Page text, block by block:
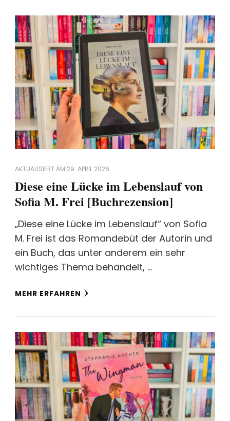
AKTUALISIERT AM 29. APRIL 2026
Diese eine Lücke im Lebenslauf von
Sofia M. Frei [Buchrezension]
„Diese eine Lücke im Lebenslauf“ von Sofia
M. Frei ist das Romandebüt der Autorin und
ein Buch, das unter anderem ein sehr
wichtiges Thema behandelt, …
MEHR ERFAHREN